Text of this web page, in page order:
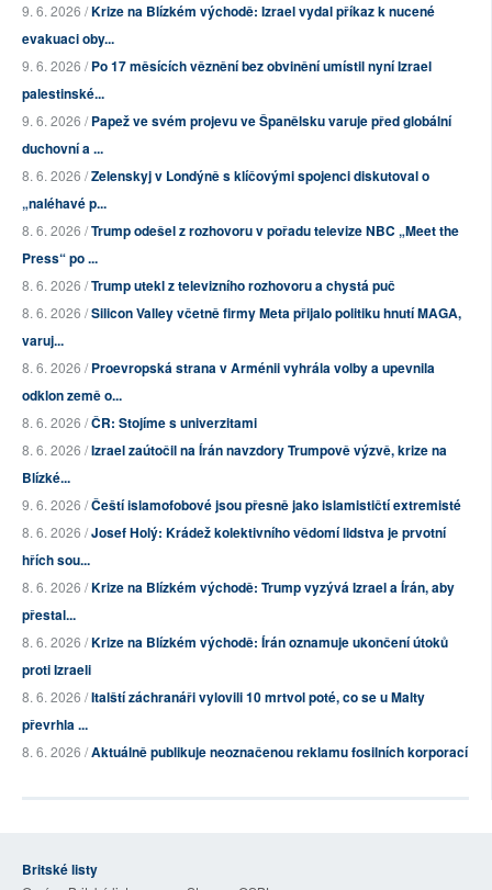
9. 6. 2026 /Krize na Blízkém východě: Izrael vydal příkaz k nucené
evakuaci oby...
9. 6. 2026 /Po 17 měsících věznění bez obvinění umístil nyní Izrael
palestinské...
9. 6. 2026 /Papež ve svém projevu ve Španělsku varuje před globální
duchovní a ...
8. 6. 2026 /Zelenskyj v Londýně s klíčovými spojenci diskutoval o
„naléhavé p...
8. 6. 2026 /Trump odešel z rozhovoru v pořadu televize NBC „Meet the
Press“ po ...
8. 6. 2026 /Trump utekl z televizního rozhovoru a chystá puč
8. 6. 2026 /Silicon Valley včetně firmy Meta přijalo politiku hnutí MAGA,
varuj...
8. 6. 2026 /Proevropská strana v Arménii vyhrála volby a upevnila
odklon země o...
8. 6. 2026 /ČR: Stojíme s univerzitami
8. 6. 2026 /Izrael zaútočil na Írán navzdory Trumpově výzvě, krize na
Blízké...
9. 6. 2026 /Čeští islamofobové jsou přesně jako islamističtí extremisté
8. 6. 2026 /Josef Holý: Krádež kolektivního vědomí lidstva je prvotní
hřích sou...
8. 6. 2026 /Krize na Blízkém východě: Trump vyzývá Izrael a Írán, aby
přestal...
8. 6. 2026 /Krize na Blízkém východě: Írán oznamuje ukončení útoků
proti Izraeli
8. 6. 2026 /Italští záchranáři vylovili 10 mrtvol poté, co se u Malty
převrhla ...
8. 6. 2026 /Aktuálně publikuje neoznačenou reklamu fosilních korporací
Britské listy